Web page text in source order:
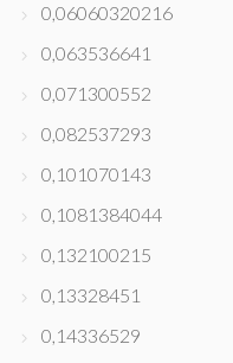
0,06060320216
0,063536641
0,071300552
0,082537293
0,101070143
0,1081384044
0,132100215
0,13328451
0,14336529